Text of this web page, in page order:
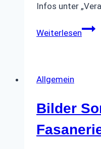
Infos unter
Weiterlesen
>……
Allgemein
Bilder